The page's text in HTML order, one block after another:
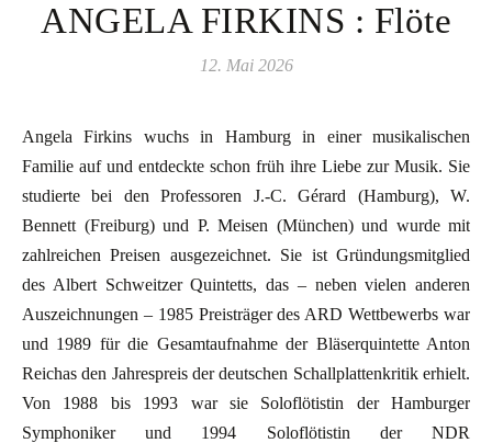
ANGELA FIRKINS : Flöte
12. Mai 2026
Angela Firkins wuchs in Hamburg in einer musikalischen
Familie auf und entdeckte schon früh ihre Liebe zur Musik. Sie
studierte bei den Professoren J.-C. Gérard (Hamburg), W.
Bennett (Freiburg) und P. Meisen (München) und wurde mit
zahlreichen Preisen ausgezeichnet. Sie ist Gründungsmitglied
des Albert Schweitzer Quintetts, das – neben vielen anderen
Auszeichnungen – 1985 Preisträger des ARD Wettbewerbs war
und 1989 für die Gesamtaufnahme der Bläserquintette Anton
Reichas den Jahrespreis der deutschen Schallplattenkritik erhielt.
Von 1988 bis 1993 war sie Soloflötistin der Hamburger
Symphoniker und 1994 Soloflötistin der NDR